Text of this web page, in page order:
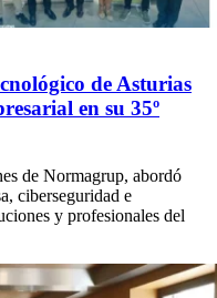
de Asturias
en su 35º
de Normagrup, abordó
ciberseguridad e
y profesionales del